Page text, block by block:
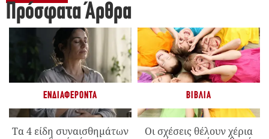
Πρόσφατα Άρθρα
ΕΝΔΙΑΦΈΡΟΝΤΑ
Τα 4 είδη συναισθημάτων
ΒΙΒΛΊΑ
Οι σχέσεις θέλουν χέρια